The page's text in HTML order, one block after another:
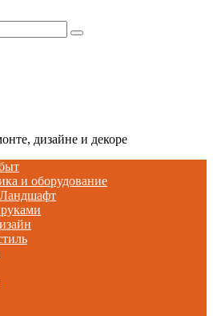
дизайне и декоре
и оборудование